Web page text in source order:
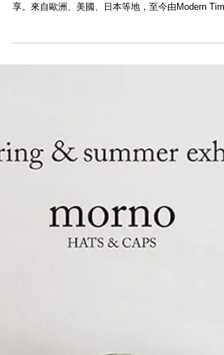
享。來自歐洲、美國、日本等地，至今由Modern